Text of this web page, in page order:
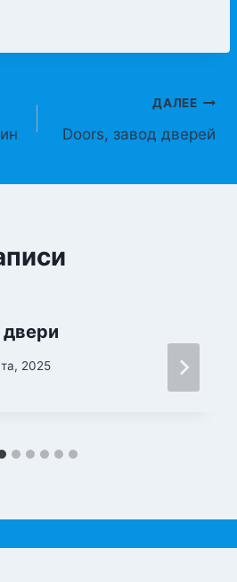
ДАЛЕЕ
Doors, завод дверей
2025